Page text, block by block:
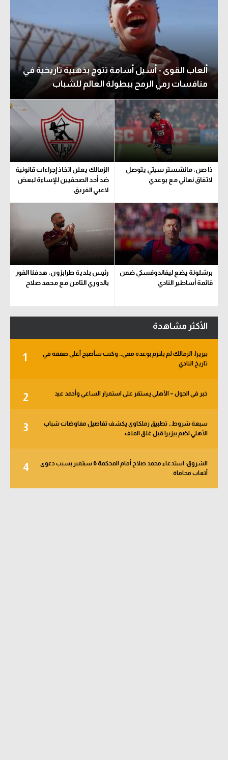
ألعاب القوى - أسيل أسامة تتوج بذهبية تاريخية في
منافسات رمي الرمح ببطولة العالم للشباب
ذا صن: مانشستر سيتي يتوصل
لاتفاق نهائي مع بوعدي
الزمالك يعلن اتخاذ إجراءات قانونية
ضد أحد الصحفيين للإساءة لبعض
لاعبي الفريق
برشلونة يضع ليفاندوفسكي ضمن
قائمة أساطير النادي
رئيس بلدية طرابزون: هدفنا الفوز
بالدوري الثامن مع محمد صلاح
الأكثر مشاهدة
1
بيزيرا: الزمالك لم يلتزم بوعده معي.. وكنت سأصبح أغلى صفقة في
تاريخ النادي
2 خبر في الجول – الأهلي يستقر على استمرار الساعي وأحمد عيد
3
سبعة شروط.. تطبيق زملكاوي يكشف تفاصيل مفاوضات شباب
الأهلي لضم بيزيرا قبل غلق الملف
4
الشروق: استدعاء محمد صلاح أمام المحكمة 6 سبتمبر بسبب دعوى
أتعاب محاماة